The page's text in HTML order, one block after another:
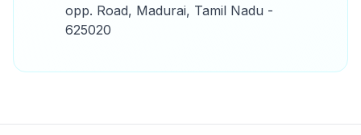
opp. Road, Madurai, Tamil Nadu -
625020